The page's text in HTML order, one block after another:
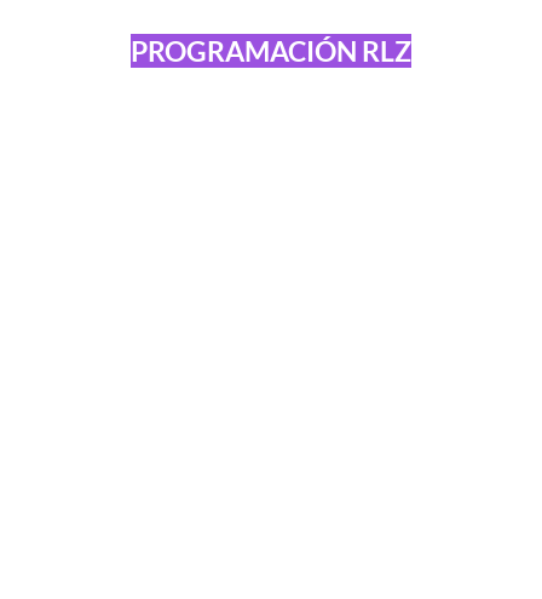
PROGRAMACIÓN RLZ